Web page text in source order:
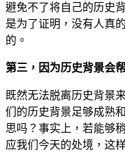
避免不了将自己的历史
是为了证明，没有人真
的。
第三，因为历史背景会
既然无法脱离历史背景
们的历史背景足够成熟
思吗？事实上，若能够
应我们今天的处境，这